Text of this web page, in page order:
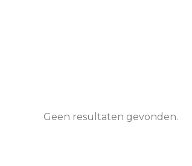
Geen resultaten gevonden.